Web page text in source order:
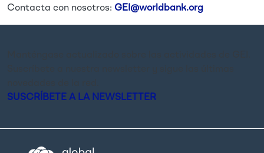
Contacta con nosotros: GEI@worldbank.org
SUSCRÍBETE A LA NEWSLETTER